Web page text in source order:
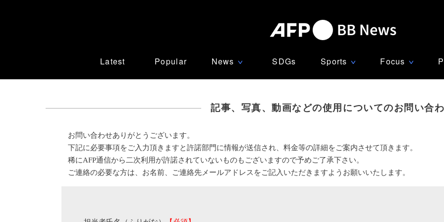
Latest Popular News ∨ SDGs Sports ∨ Focus ∨
記事、写真、動画などの使用についてのお問い合
お問い合わせありがとうございます。
下記に必要事項をご入力頂きますと許諾部門に情報が送信され、料金等の詳細をご案内させて頂きます。
稀にAFP通信から二次利用が許諾されていないものもございますので予めご了承下さい。
ご連絡の必要な方は、お名前、ご連絡先メールアドレスをご記入いただきますようお願いいたします。